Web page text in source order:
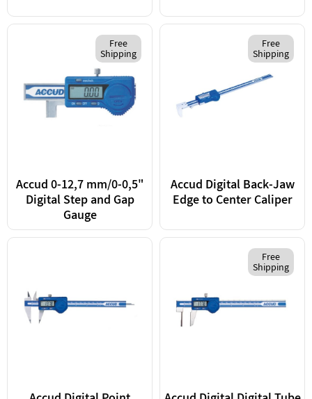
Accud 0-12,7 mm/0-0,5"
Digital Step and Gap
Gauge
Free
Shipping
Accud Digital Back-Jaw
Edge to Center Caliper
Free
Shipping
Free
Shipping